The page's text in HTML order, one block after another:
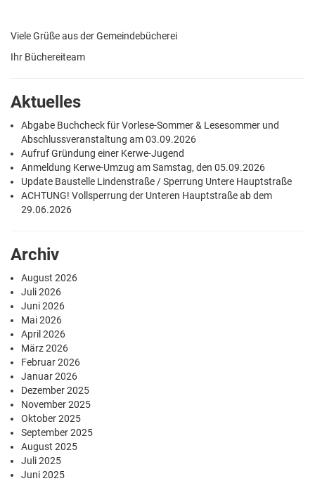
Viele Grüße aus der Gemeindebücherei
Ihr Büchereiteam
Aktuelles
Abgabe Buchcheck für Vorlese-Sommer & Lesesommer und
Abschlussveranstaltung am 03.09.2026
Aufruf Gründung einer Kerwe-Jugend
Anmeldung Kerwe-Umzug am Samstag, den 05.09.2026
Update Baustelle Lindenstraße / Sperrung Untere Hauptstraße
ACHTUNG! Vollsperrung der Unteren Hauptstraße ab dem
29.06.2026
Archiv
August 2026
Juli 2026
Juni 2026
Mai 2026
April 2026
März 2026
Februar 2026
Januar 2026
Dezember 2025
November 2025
Oktober 2025
September 2025
August 2025
Juli 2025
Juni 2025